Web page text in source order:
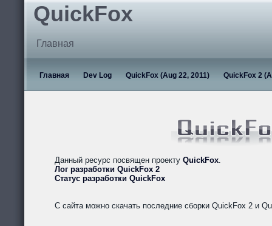
QuickFox
Главная
Главная Dev Log QuickFox (Aug 22, 2011) QuickFox 2
Данный ресурс посвящен проекту QuickFox.
Лог разработки QuickFox 2
Статус разработки QuickFox
С сайта можно скачать последние сборки QuickFox 2 и